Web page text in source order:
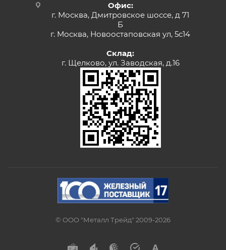
Офис:
г. Москва, Дмитровское шоссе, д 71
Б
г. Москва, Новоостаповская ул, 5с14
Склад:
г. Щелково, ул. Заводская, д.16
© ООО "Металл Трейд" 2009-2026